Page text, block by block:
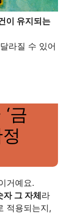
이 유지되는
라질 수 있어
금
거예요.
자 그 자체라
적용되는지,